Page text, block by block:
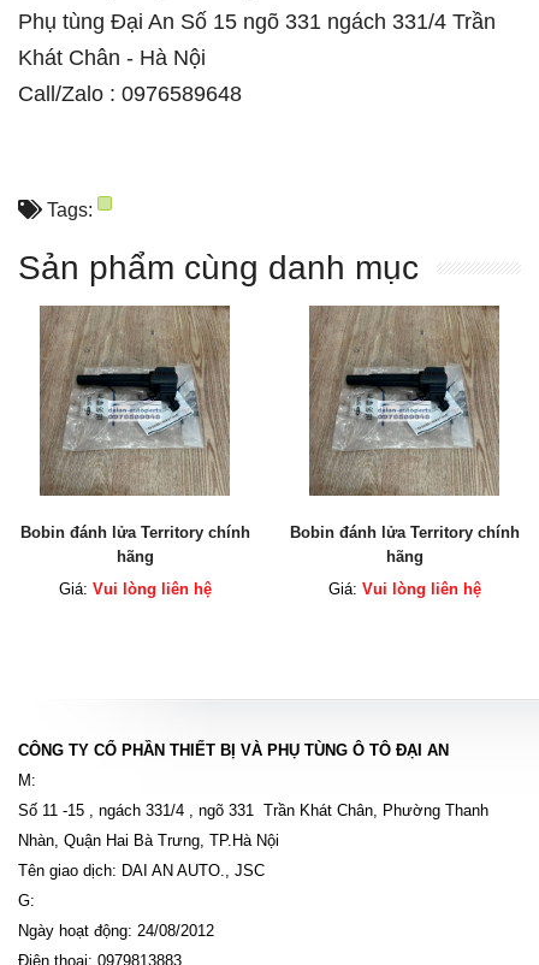
Phụ tùng Đại An Số 15 ngõ 331 ngách 331/4 Trần
Khát Chân - Hà Nội
Call/Zalo : 0976589648
Tags:
Sản phẩm cùng danh mục
Bobin đánh lửa Territory chính
hãng
Giá: Vui lòng liên hệ
Bobin đánh lửa Territory chính
hãng
Giá: Vui lòng liên hệ
CÔNG TY CỔ PHẦN THIẾT BỊ VÀ PHỤ TÙNG Ô TÔ ĐẠI AN
M:
Số 11 -15 , ngách 331/4 , ngõ 331 Trần Khát Chân, Phường Thanh
Nhàn, Quận Hai Bà Trưng, TP.Hà Nội
Tên giao dịch: DAI AN AUTO., JSC
G:
Ngày hoạt động: 24/08/2012
Điện thoại: 0979813883